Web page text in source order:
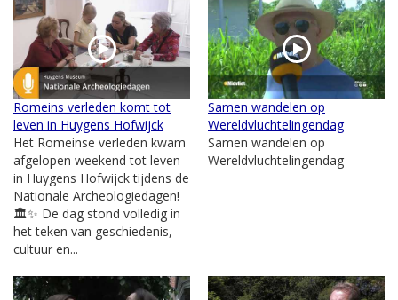
Romeins verleden komt tot
leven in Huygens Hofwijck
Het Romeinse verleden kwam
afgelopen weekend tot leven
in Huygens Hofwijck tijdens de
Nationale Archeologiedagen!
🏛️✨ De dag stond volledig in
het teken van geschiedenis,
cultuur en...
Samen wandelen op
Wereldvluchtelingendag
Samen wandelen op
Wereldvluchtelingendag